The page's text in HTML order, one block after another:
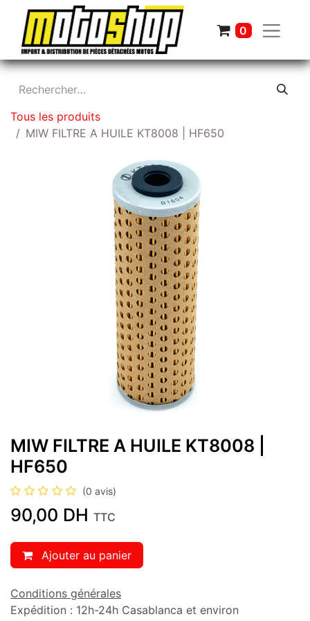
0
Tous les produits
MIW FILTRE A HUILE KT8008 | HF650
MIW FILTRE A HUILE KT8008 |
HF650
(0 avis)
90,00 DH TTC
Ajouter au panier
Conditions générales
Expédition : 12h-24h Casablanca et environ